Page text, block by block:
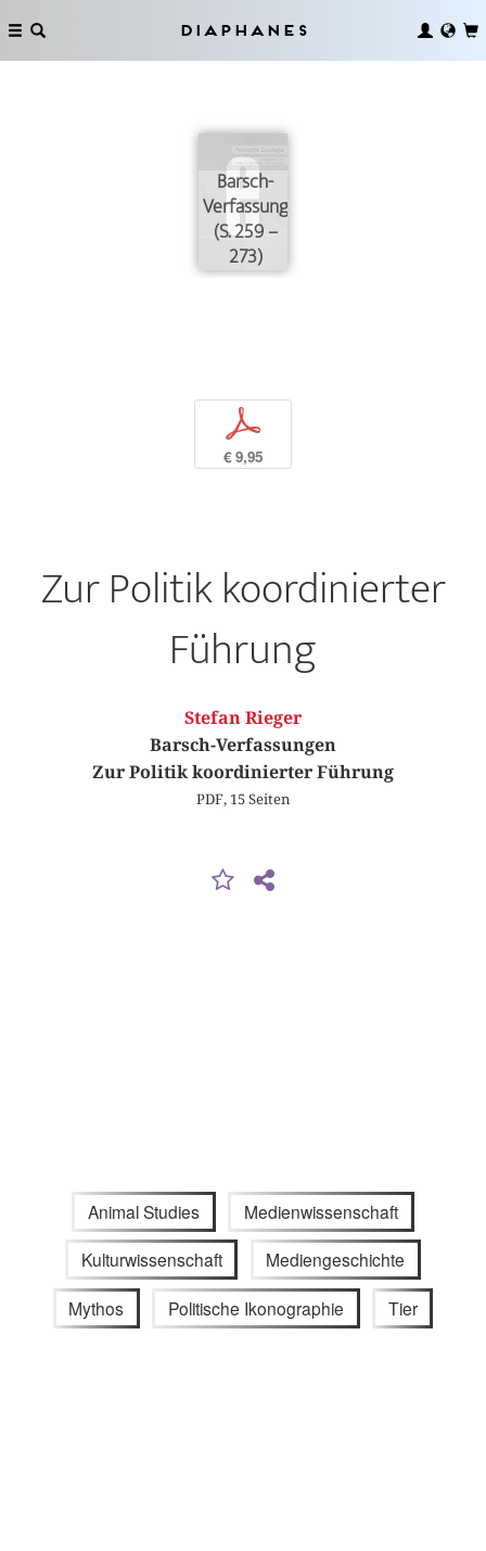
Diaphanes
Barsch-
Verfassungen
(S. 259 –
273)
p
€ 9,95
Zur Politik koordinierter
Führung
Stefan Rieger
Barsch-Verfassungen
Zur Politik koordinierter Führung
PDF, 15 Seiten
Animal Studies Medienwissenschaft
Kulturwissenschaft Mediengeschichte
Mythos Politische Ikonographie Tier